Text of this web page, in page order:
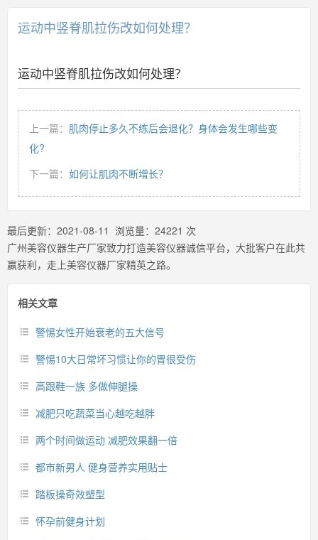
运动中竖脊肌拉伤改如何处理？
运动中竖脊肌拉伤改如何处理？
上一篇： 肌肉停止多久不练后会退化？身体会发生哪些变
化?
下一篇： 如何让肌肉不断增长？
最后更新： 2021-08-11 浏览量： 24221 次
广州美容仪器生产厂家致力打造美容仪器诚信平台，大批客户在此共
赢获利，走上美容仪器厂家精英之路。
相关文章
警惕女性开始衰老的五大信号
警惕10大日常坏习惯让你的胃很受伤
高跟鞋一族 多做伸腿操
减肥只吃蔬菜当心越吃越胖
两个时间做运动 减肥效果翻一倍
都市新男人 健身营养实用贴士
踏板操奇效塑型
怀孕前健身计划